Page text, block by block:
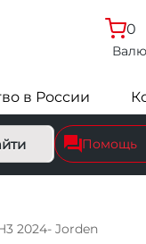
0
в России
Помощь
2024- Jorden